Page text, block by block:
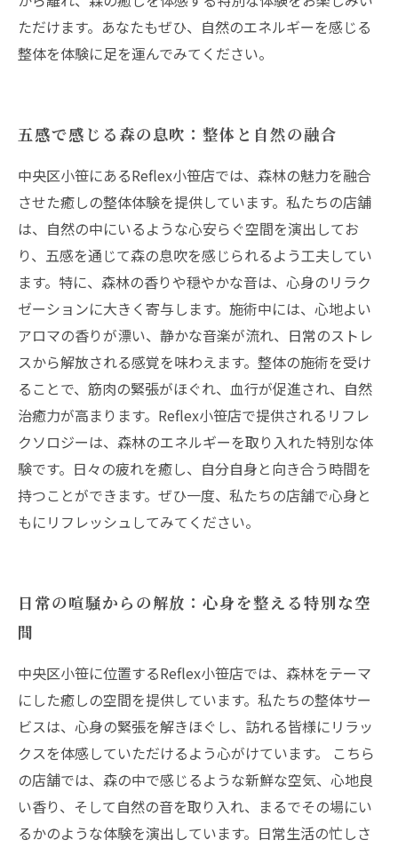
ただけます。あなたもぜひ、自然のエネルギーを感じる
整体を体験に足を運んでみてください。
五感で感じる森の息吹：整体と自然の融合
中央区小笹にあるReflex小笹店では、森林の魅力を融合
させた癒しの整体体験を提供しています。私たちの店舗
は、自然の中にいるような心安らぐ空間を演出してお
り、五感を通じて森の息吹を感じられるよう工夫してい
ます。特に、森林の香りや穏やかな音は、心身のリラク
ゼーションに大きく寄与します。施術中には、心地よい
アロマの香りが漂い、静かな音楽が流れ、日常のストレ
スから解放される感覚を味わえます。整体の施術を受け
ることで、筋肉の緊張がほぐれ、血行が促進され、自然
治癒力が高まります。Reflex小笹店で提供されるリフレ
クソロジーは、森林のエネルギーを取り入れた特別な体
験です。日々の疲れを癒し、自分自身と向き合う時間を
持つことができます。ぜひ一度、私たちの店舗で心身と
もにリフレッシュしてみてください。
日常の喧騒からの解放：心身を整える特別な空
間
中央区小笹に位置するReflex小笹店では、森林をテーマ
にした癒しの空間を提供しています。私たちの整体サー
ビスは、心身の緊張を解きほぐし、訪れる皆様にリラッ
クスを体感していただけるよう心がけています。 こちら
の店舗では、森の中で感じるような新鮮な空気、心地良
い香り、そして自然の音を取り入れ、まるでその場にい
るかのような体験を演出しています。日常生活の忙しさ